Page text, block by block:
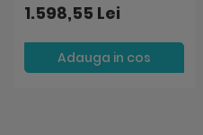
1.598,55 Lei
Adauga in cos